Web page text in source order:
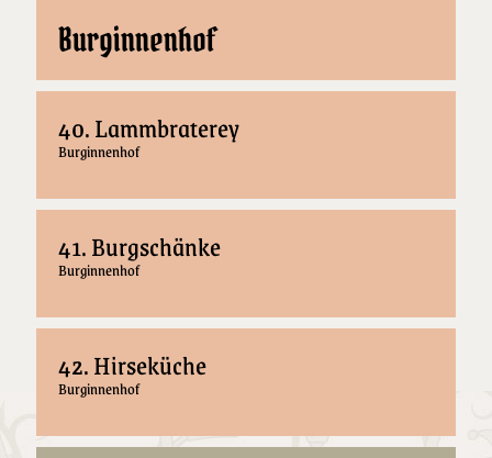
Burginnenhof
40. Lammbraterey
Burginnenhof
41. Burgschänke
Burginnenhof
42. Hirseküche
Burginnenhof